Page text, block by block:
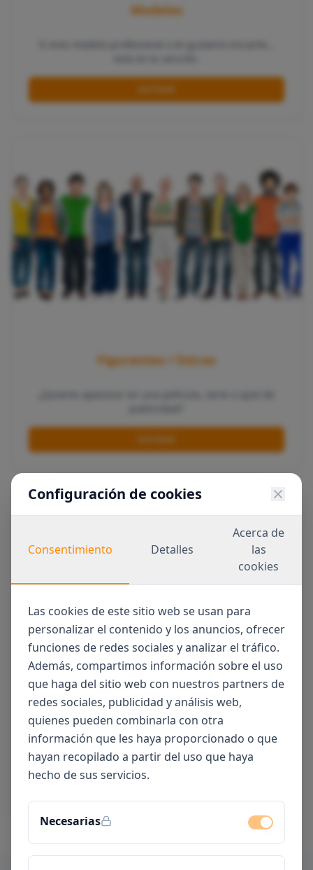
Modelos
Figurantes / Extras
Sección Niños / Niñas
Sección dirigida a Bebés y Niños/as menores de 14
años.
Configuración de cookies
Consentimiento Detalles
Acerca de
las
cookies
Las cookies de este sitio web se usan para
personalizar el contenido y los anuncios, ofrecer
funciones de redes sociales y analizar el tráfico.
Además, compartimos información sobre el uso
que haga del sitio web con nuestros partners de
redes sociales, publicidad y análisis web,
quienes pueden combinarla con otra
información que les haya proporcionado o que
hayan recopilado a partir del uso que haya
hecho de sus servicios.
Necesarias